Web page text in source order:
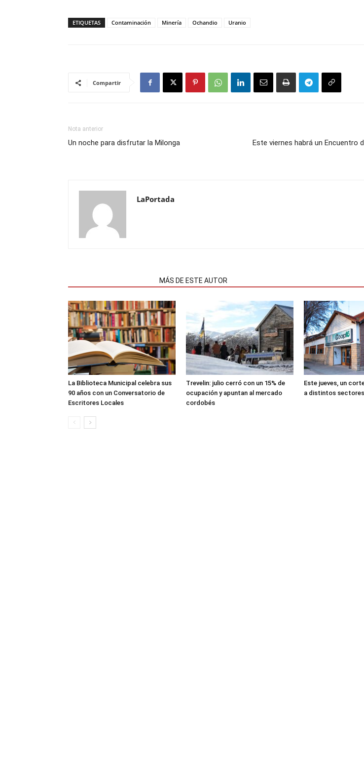
ETIQUETAS Contaminación Minería Ochandio Uranio
Compartir
Nota anterior
Un noche para disfrutar la Milonga
Este viernes habrá un Encuentro
LaPortada
MÁS DE ESTE AUTOR
La Biblioteca Municipal celebra sus
90 años con un Conversatorio de
Escritores Locales
Trevelin: julio cerró con un 15% de
ocupación y apuntan al mercado
cordobés
Este jueves, un
a distintos sectores